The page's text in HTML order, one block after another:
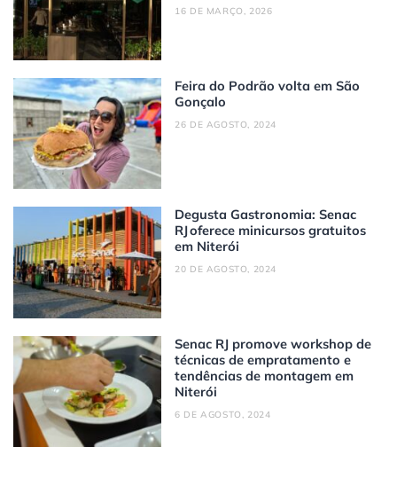
16 DE MARÇO, 2026
Feira do Podrão volta em São
Gonçalo
26 DE AGOSTO, 2024
Degusta Gastronomia: Senac
RJ oferece minicursos gratuitos
em Niterói
20 DE AGOSTO, 2024
Senac RJ promove workshop de
técnicas de empratamento e
tendências de montagem em
Niterói
6 DE AGOSTO, 2024